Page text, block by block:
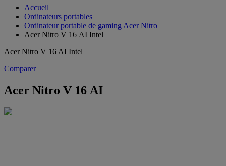
Accueil
Ordinateurs portables
Ordinateur portable de gaming Acer Nitro
Acer Nitro V 16 AI Intel
Acer Nitro V 16 AI Intel
Comparer
Acer Nitro V 16 AI